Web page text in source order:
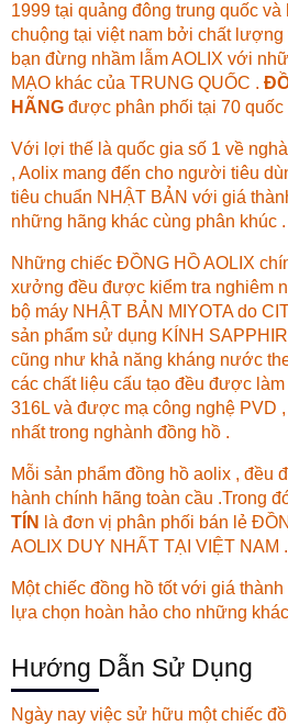
1999 tại quảng đông trung quốc
chuộng tại việt nam bởi chất
bạn đừng nhầm lẫm AOLIX với
MẠO khác của TRUNG QUỐC .
HÃNG được phân phối tại 70 quốc
Với lợi thế là quốc gia số 1 về
, Aolix mang đến cho người tiêu
tiêu chuẩn NHẬT BẢN với giá
những hãng khác cùng phân khúc .
Những chiếc ĐỒNG HỒ AOLIX
xưởng đều được kiểm tra nghiêm
bộ máy NHẬT BẢN MIYOTA do
sản phẩm sử dụng KÍNH
cũng như khả năng kháng nước
các chất liệu cấu tạo đều được
316L và được mạ công nghệ PVD
nhất trong nghành đồng hồ .
Mỗi sản phẩm đồng hồ aolix , đều
hành chính hãng toàn cầu .Trong
TÍN
là đơn vị phân phối bán lẻ
AOLIX DUY NHẤT TẠI VIỆT NAM .
Một chiếc đồng hồ tốt với giá
lựa chọn hoàn hảo cho những
Hướng Dẫn Sử Dụng
Ngày nay việc sử hữu một chiếc